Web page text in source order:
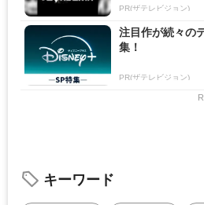
PR(ザテレビジョン)
注目作が続々の
集！
PR(ザテレビジョン)
キーワード